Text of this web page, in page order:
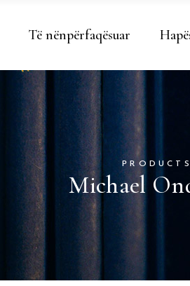
Të nënpërfaqësuar
PRODUCTS
Michael